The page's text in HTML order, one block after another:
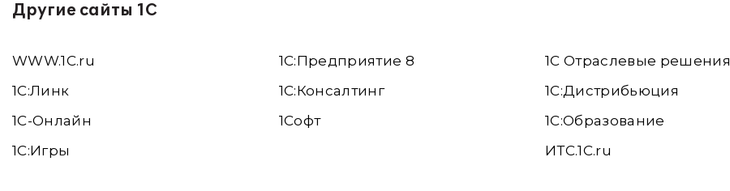
Другие сайты 1С
WWW.1С.ru
1С:Линк
1С-Онлайн
1C:Игры
1С:Предприятие 8
1С:Консалтинг
1Софт
1С Отраслевые решения
1С:Дистрибьюция
1С:Образование
ИТС.1C.ru